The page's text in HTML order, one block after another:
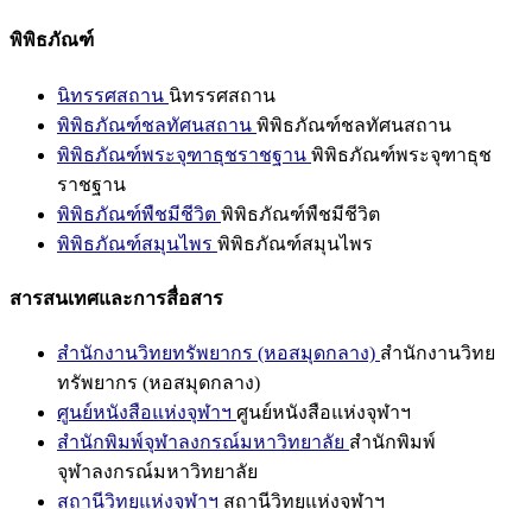
พิพิธภัณฑ์
นิทรรศสถาน นิทรรศสถาน
พิพิธภัณฑ์ชลทัศนสถาน พิพิธภัณฑ์ชลทัศนสถาน
พิพิธภัณฑ์พระจุฑาธุชราชฐาน พิพิธภัณฑ์พระจุฑาธุช
ราชฐาน
พิพิธภัณฑ์พืชมีชีวิต พิพิธภัณฑ์พืชมีชีวิต
พิพิธภัณฑ์สมุนไพร พิพิธภัณฑ์สมุนไพร
สารสนเทศและการสื่อสาร
สำนักงานวิทยทรัพยากร (หอสมุดกลาง) สำนักงานวิทย
ทรัพยากร (หอสมุดกลาง)
ศูนย์หนังสือแห่งจุฬาฯ ศูนย์หนังสือแห่งจุฬาฯ
สำนักพิมพ์จุฬาลงกรณ์มหาวิทยาลัย สำนักพิมพ์
จุฬาลงกรณ์มหาวิทยาลัย
สถานีวิทยุแห่งจุฬาฯ สถานีวิทยุแห่งจุฬาฯ